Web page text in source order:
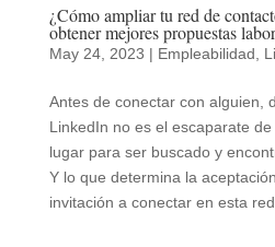
¿Cómo ampliar tu red de
obtener mejores propuestas
May 24, 2023 | Empleabilidad
Antes de conectar con alguien,
LinkedIn no es el escaparate
lugar para ser buscado y
Y lo que determina la
invitación a conectar en esta